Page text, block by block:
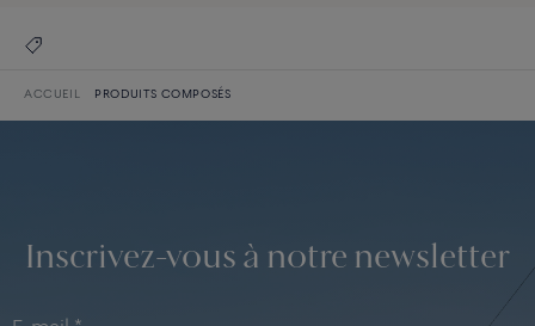
ACCUEIL PRODUITS COMPOSÉS
Inscrivez-vous à notre newsletter